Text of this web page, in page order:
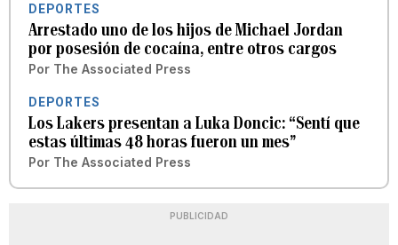
DEPORTES
Arrestado uno de los hijos de Michael Jordan
por posesión de cocaína, entre otros cargos
Por The Associated Press
DEPORTES
Los Lakers presentan a Luka Doncic: “Sentí que
estas últimas 48 horas fueron un mes”
Por The Associated Press
PUBLICIDAD